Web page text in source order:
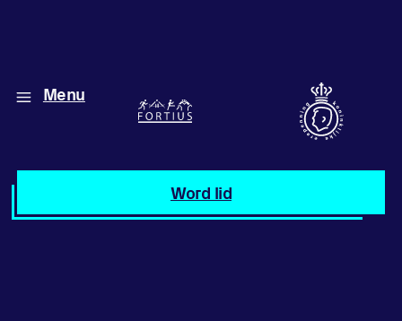
Menu
Word lid
Diverse disciplines
Atletiek